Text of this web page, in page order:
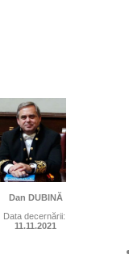
Dan DUBINĂ
Data decernării:
11.11.2021